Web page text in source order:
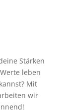
Stärken
leben
Mit
wir